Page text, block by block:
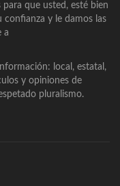
que usted, esté bien
confianza y le damos las
a
local, estatal,
y opiniones de
pluralismo.